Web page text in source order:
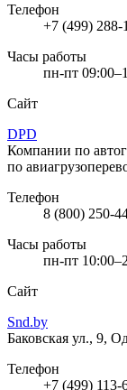
Телефон
+7 (499) 288-
Часы работы
пн-пт
Сайт
DPD
Компании по
по
Телефон
8 (800) 250-
Часы работы
пн-пт
Сайт
Snd.by
Баковская ул., 9,
Телефон
+7 (499) 113-